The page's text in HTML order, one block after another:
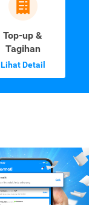
Top-up &
Tagihan
Lihat Detail